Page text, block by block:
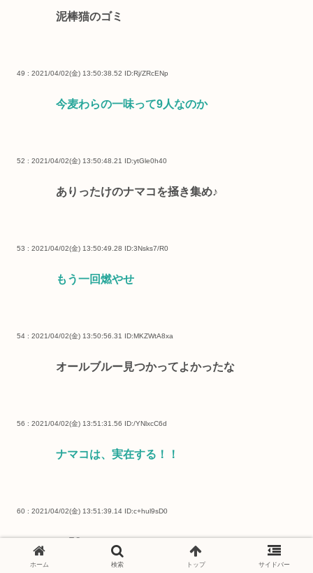
泥棒猫のゴミ
49 : 2021/04/02(金) 13:50:38.52 ID:Rj/ZRcENp
今麦わらの一味って9人なのか
52 : 2021/04/02(金) 13:50:48.21 ID:ytGle0h40
ありったけのナマコを掻き集め♪
53 : 2021/04/02(金) 13:50:49.28 ID:3Nsks7/R0
もう一回燃やせ
54 : 2021/04/02(金) 13:50:56.31 ID:MKZWtA8xa
オールブルー見つかってよかったな
56 : 2021/04/02(金) 13:51:31.56 ID:/YNlxcC6d
ナマコは、実在する！！
60 : 2021/04/02(金) 13:51:39.14 ID:c+hul9sD0
>>56
ホーム 検索 トップ サイドバー